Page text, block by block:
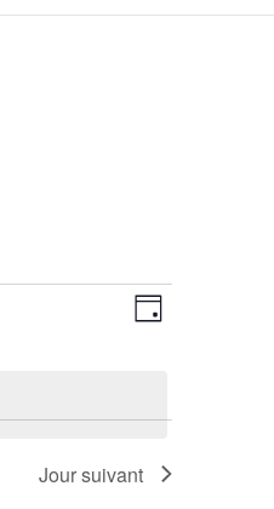
Navigation
par
Navigation
de
Jour
Jour suivant